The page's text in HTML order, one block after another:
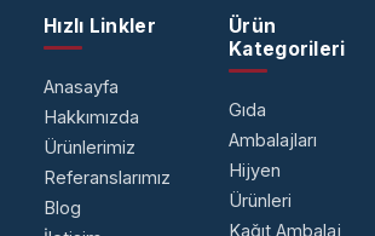
Hızlı Linkler
Anasayfa
Hakkımızda
Ürünlerimiz
Referanslarımız
Blog
Ürün
Kategorileri
Gıda
Ambalajları
Hijyen
Ürünleri
Kağıt Ambalaj